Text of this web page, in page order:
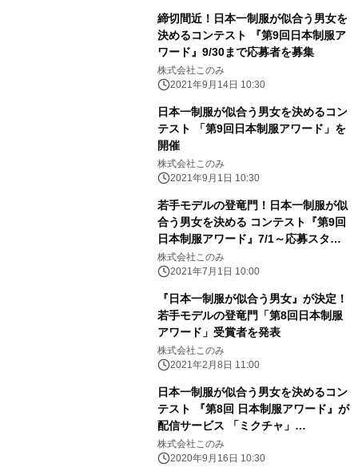
締切間近！日本一制服が似合う男女を
決めるコンテスト 『第9回日本制服ア
ワード』9/30まで応募者を募集
株式会社このみ
2021年9月14日 10:30
日本一制服が似合う男女を決めるコン
テスト 「第9回日本制服アワード」を
開催
株式会社このみ
2021年9月1日 10:30
若手モデルの登竜門！日本一制服が似
合う男女を決める コンテスト『第9回
日本制服アワード』7/1～応募スター
ト
株式会社このみ
2021年7月1日 10:00
『日本一制服が似合う男女』が決定！
若手モデルの登竜門「第8回日本制服
アワード」受賞者を発表
株式会社このみ
2021年2月8日 11:00
日本一制服が似合う男女を決めるコン
テスト 『第8回 日本制服アワード』が
配信サービス 「ミクチャ」
「CHEERZ」とコラボした特別審査会
を開催！ 超十代ランウェイ出演権な
株式会社このみ
2020年9月16日 10:30